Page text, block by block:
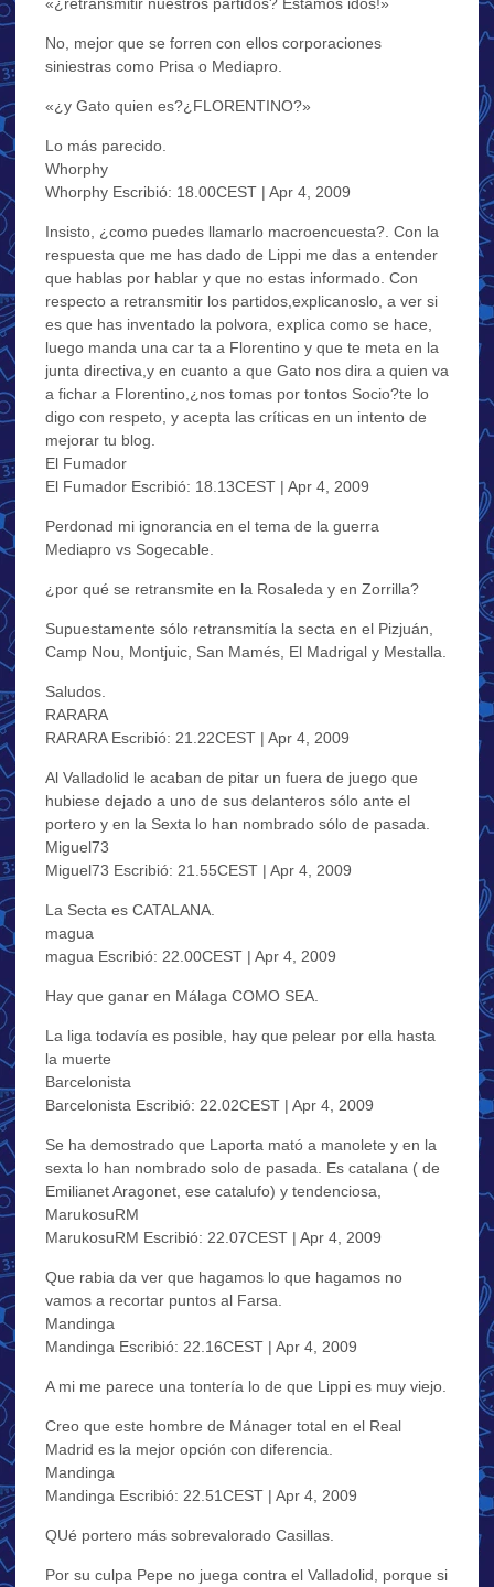
No, mejor que se forren con ellos corporaciones
siniestras como Prisa o Mediapro.
«¿y Gato quien es?¿FLORENTINO?»
Lo más parecido.
Whorphy
Whorphy Escribió: 18.00CEST | Apr 4, 2009
Insisto, ¿como puedes llamarlo macroencuesta?. Con la
respuesta que me has dado de Lippi me das a entender
que hablas por hablar y que no estas informado. Con
respecto a retransmitir los partidos,explicanoslo, a ver si
es que has inventado la polvora, explica como se hace,
luego manda una car ta a Florentino y que te meta en la
junta directiva,y en cuanto a que Gato nos dira a quien va
a fichar a Florentino,¿nos tomas por tontos Socio?te lo
digo con respeto, y acepta las críticas en un intento de
mejorar tu blog.
El Fumador
El Fumador Escribió: 18.13CEST | Apr 4, 2009
Perdonad mi ignorancia en el tema de la guerra
Mediapro vs Sogecable.
¿por qué se retransmite en la Rosaleda y en Zorrilla?
Supuestamente sólo retransmitía la secta en el Pizjuán,
Camp Nou, Montjuic, San Mamés, El Madrigal y Mestalla.
Saludos.
RARARA
RARARA Escribió: 21.22CEST | Apr 4, 2009
Al Valladolid le acaban de pitar un fuera de juego que
hubiese dejado a uno de sus delanteros sólo ante el
portero y en la Sexta lo han nombrado sólo de pasada.
Miguel73
Miguel73 Escribió: 21.55CEST | Apr 4, 2009
La Secta es CATALANA.
magua
magua Escribió: 22.00CEST | Apr 4, 2009
Hay que ganar en Málaga COMO SEA.
La liga todavía es posible, hay que pelear por ella hasta
la muerte
Barcelonista
Barcelonista Escribió: 22.02CEST | Apr 4, 2009
Se ha demostrado que Laporta mató a manolete y en la
sexta lo han nombrado solo de pasada. Es catalana ( de
Emilianet Aragonet, ese catalufo) y tendenciosa,
MarukosuRM
MarukosuRM Escribió: 22.07CEST | Apr 4, 2009
Que rabia da ver que hagamos lo que hagamos no
vamos a recortar puntos al Farsa.
Mandinga
Mandinga Escribió: 22.16CEST | Apr 4, 2009
A mi me parece una tontería lo de que Lippi es muy viejo.
Creo que este hombre de Mánager total en el Real
Madrid es la mejor opción con diferencia.
Mandinga
Mandinga Escribió: 22.51CEST | Apr 4, 2009
QUé portero más sobrevalorado Casillas.
Por su culpa Pepe no juega contra el Valladolid, porque si